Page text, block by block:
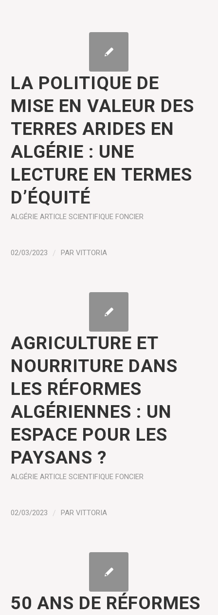
LA POLITIQUE DE
MISE EN VALEUR DES
TERRES ARIDES EN
ALGÉRIE : UNE
LECTURE EN TERMES
D’ÉQUITÉ
ALGÉRIE ARTICLE SCIENTIFIQUE FONCIER
02/03/2023 / PARVITTORIA
AGRICULTURE ET
NOURRITURE DANS
LES RÉFORMES
ALGÉRIENNES : UN
ESPACE POUR LES
PAYSANS ?
ALGÉRIE ARTICLE SCIENTIFIQUE FONCIER
02/03/2023 / PARVITTORIA
50 ANS DE RÉFORMES